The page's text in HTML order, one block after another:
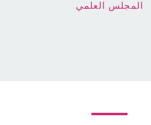
المجلس العلمي